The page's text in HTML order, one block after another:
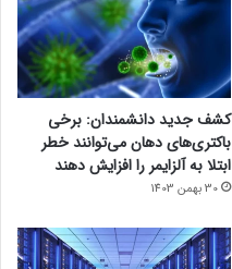
کشف جدید دانشمندان: برخی
باکتری‌های دهان می‌توانند خطر
ابتلا به آلزایمر را افزایش دهند
30 بهمن 1403